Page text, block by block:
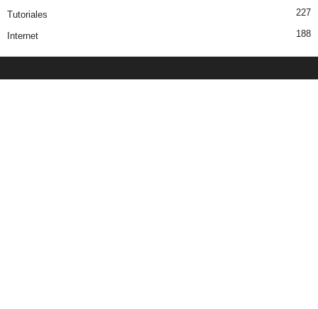
Tutoriales 227
Internet 188